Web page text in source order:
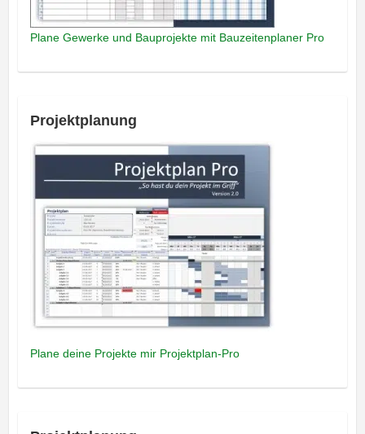
Plane Gewerke und Bauprojekte mit Bauzeitenplaner Pro
Projektplanung
Plane deine Projekte mir Projektplan-Pro